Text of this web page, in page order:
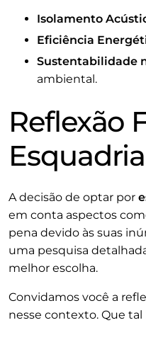
Isolamento
Eficiência
Sustentabilidade
ambiental.
Reflexão
A decisão de optar por
em conta aspectos
pena devido às suas
uma pesquisa
melhor escolha.
Convidamos você a
nesse contexto. Que